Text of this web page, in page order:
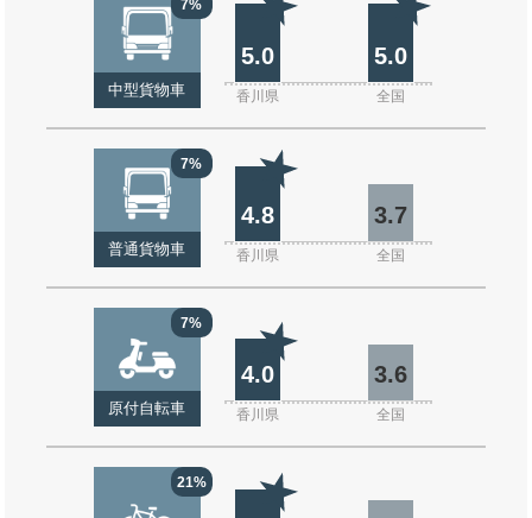
7%
中型貨物車
5.0 5.0
香川県 全国
7%
普通貨物車
4.8 3.7
香川県 全国
7%
原付自転車
4.0 3.6
香川県 全国
21%